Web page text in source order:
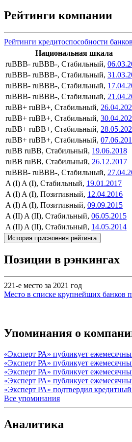
Рейтинги компании
Рейтинги кредитоспособности банков
Национальная шкала
ruBBB- ruBBB-, Стабильный,
ruBBB- ruBBB-, Стабильный,
ruBBB- ruBBB-, Стабильный,
ruBBB- ruBBB-, Стабильный,
ruBB+ ruBB+, Стабильный,
ruBB+ ruBB+, Стабильный,
ruBB+ ruBB+, Стабильный,
ruBB+ ruBB+, Стабильный,
ruBB ruBB, Стабильный, 19.06.2018
ruBB ruBB, Стабильный, 26.12.2017
ruBBB- ruBBB-, Стабильный,
A (I) A (I), Стабильный, 19.01.2017
A (I) A (I), Позитивный, 12.04.2016
A (I) A (I), Позитивный, 09.09.2015
A (II) A (II), Стабильный, 06.05.2015
A (II) A (II), Стабильный, 14.05.2014
История присвоения рейтинга
Позиции в рэнкингах
221-е место за 2021 год
Место в списке крупнейших банков
Упоминания о
«Эксперт РА» публикует
«Эксперт РА» публикует
«Эксперт РА» публикует
«Эксперт РА» публикует
«Эксперт РА» подтвердил
Все упоминания
Аналитика